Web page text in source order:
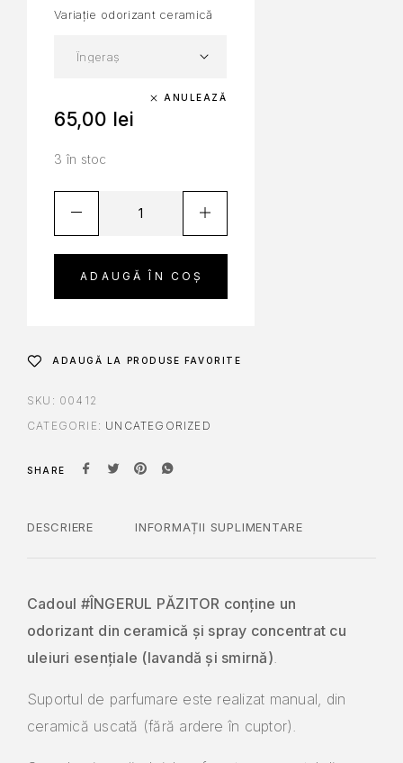
Variație odorizant ceramică
ANULEAZĂ
65,00 lei
3 în stoc
ADAUGĂ ÎN COȘ
ADAUGĂ LA PRODUSE FAVORITE
SKU: 00412
CATEGORIE: UNCATEGORIZED
SHARE
DESCRIERE INFORMAȚII SUPLIMENTARE
Cadoul #ÎNGERUL PĂZITOR conține un
odorizant din ceramică și spray concentrat cu
uleiuri esențiale (lavandă și smirnă).
Suportul de parfumare este realizat manual, din
ceramică uscată (fără ardere în cuptor).